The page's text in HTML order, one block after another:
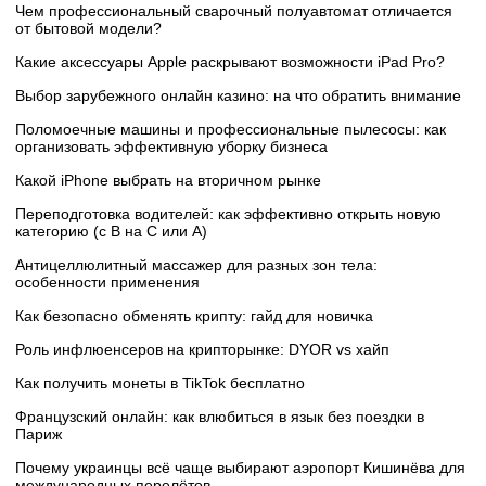
Чем профессиональный сварочный полуавтомат отличается
от бытовой модели?
Какие аксессуары Apple раскрывают возможности iPad Pro?
Выбор зарубежного онлайн казино: на что обратить внимание
Поломоечные машины и профессиональные пылесосы: как
организовать эффективную уборку бизнеса
Какой iPhone выбрать на вторичном рынке
Переподготовка водителей: как эффективно открыть новую
категорию (с B на C или А)
Антицеллюлитный массажер для разных зон тела:
особенности применения
Как безопасно обменять крипту: гайд для новичка
Роль инфлюенсеров на крипторынке: DYOR vs хайп
Как получить монеты в TikTok бесплатно
Французский онлайн: как влюбиться в язык без поездки в
Париж
Почему украинцы всё чаще выбирают аэропорт Кишинёва для